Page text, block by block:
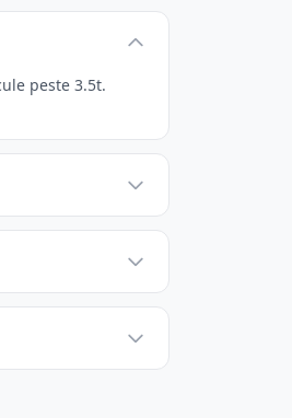
peste 3.5t.